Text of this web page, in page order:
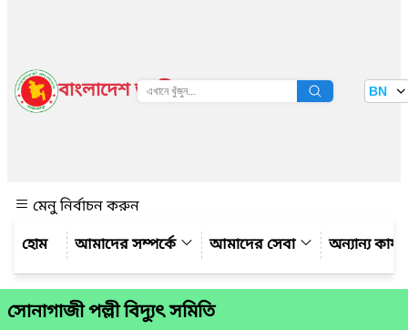
বাংলাদেশ জাতীয় তথ্য বাতায়ন BN
মেনু নির্বাচন করুন
আমাদের সম্পর্কে
আমাদের সেবা অন্যান্য
সোনাগাজী পল্লী বিদ্যুৎ সমিতি